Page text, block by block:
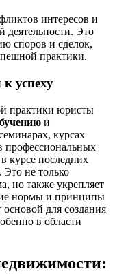
интересов и
деятельности. Это
споров и сделок,
практики.
успеху
практики юристы
и
курсах
профессиональных
курсе последних
Это не только
но также укрепляет
нормы и принципы
для создания
в области